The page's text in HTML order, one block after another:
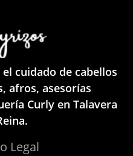
cuidado de cabellos
afros, asesorías
Curly en Talavera
Legal